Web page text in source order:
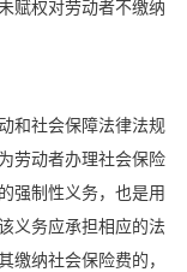
赋权对劳动者不缴纳
和社会保障法律法规
劳动者办理社会保险
强制性义务，也是用
义务应承担相应的法
纳社会保险费的，